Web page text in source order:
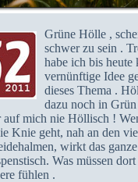
Grüne Hölle ,
schwer zu sein .
habe ich bis heute
vernünftige Idee
dieses Thema .
dazu noch in
auf mich nie Höllisch !
Knie geht, nah an den
wirkt das
Was müssen
fühlen .